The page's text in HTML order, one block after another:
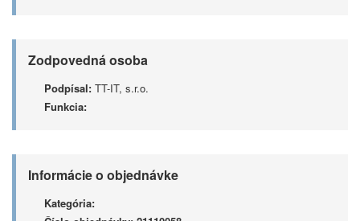
Zodpovedná osoba
Podpísal: TT-IT, s.r.o.
Funkcia:
Informácie o objednávke
Kategória: